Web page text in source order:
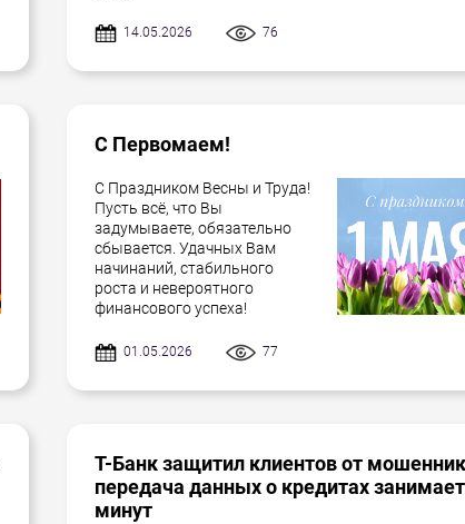
14.05.2026 76
С Первомаем!
С Праздником Весны и Труда!
Пусть всё, что Вы
задумываете, обязательно
сбывается. Удачных Вам
начинаний, стабильного
роста и невероятного
финансового успеха!
01.05.2026 77
Т-Банк защитил клиентов от
передача данных о кредитах
минут